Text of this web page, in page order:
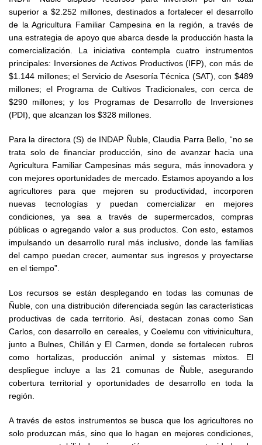
Fotografía
Biblioteca
superior a $2.252 millones, destinados a fortalecer el desarrollo
de la Agricultura Familiar Campesina en la región, a través de
una estrategia de apoyo que abarca desde la producción hasta la
comercialización. La iniciativa contempla cuatro instrumentos
principales: Inversiones de Activos Productivos (IFP), con más de
$1.144 millones; el Servicio de Asesoría Técnica (SAT), con $489
millones; el Programa de Cultivos Tradicionales, con cerca de
$290 millones; y los Programas de Desarrollo de Inversiones
(PDI), que alcanzan los $328 millones.
Para la directora (S) de INDAP Ñuble, Claudia Parra Bello, “no se
trata solo de financiar producción, sino de avanzar hacia una
Agricultura Familiar Campesinas más segura, más innovadora y
con mejores oportunidades de mercado. Estamos apoyando a los
agricultores para que mejoren su productividad, incorporen
nuevas tecnologías y puedan comercializar en mejores
condiciones, ya sea a través de supermercados, compras
públicas o agregando valor a sus productos. Con esto, estamos
impulsando un desarrollo rural más inclusivo, donde las familias
del campo puedan crecer, aumentar sus ingresos y proyectarse
en el tiempo”.
Los recursos se están desplegando en todas las comunas de
Ñuble, con una distribución diferenciada según las características
productivas de cada territorio. Así, destacan zonas como San
Carlos, con desarrollo en cereales, y Coelemu con vitivinicultura,
junto a Bulnes, Chillán y El Carmen, donde se fortalecen rubros
como hortalizas, producción animal y sistemas mixtos. El
despliegue incluye a las 21 comunas de Ñuble, asegurando
cobertura territorial y oportunidades de desarrollo en toda la
región.
A través de estos instrumentos se busca que los agricultores no
solo produzcan más, sino que lo hagan en mejores condiciones,